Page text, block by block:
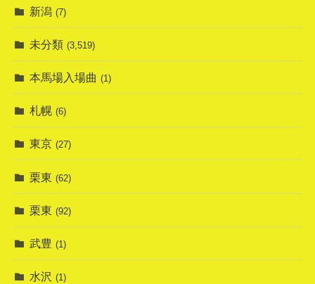
新潟 (7)
未分類 (3,519)
本馬場入場曲 (1)
札幌 (6)
東京 (27)
栗東 (62)
栗東 (92)
武豊 (1)
水沢 (1)